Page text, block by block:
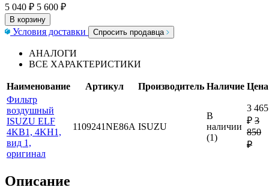
5 040 ₽ 5 600 ₽
В корзину
Условия доставки Спросить продавца
АНАЛОГИ
ВСЕ ХАРАКТЕРИСТИКИ
Наименование Артикул Производитель Наличие Цена
Фильтр
воздушный
ISUZU ELF
4KB1, 4KH1,
вид 1,
оригинал
1109241NE86A ISUZU
В
наличии
(1)
3 465
₽ 3
850
₽
Описание